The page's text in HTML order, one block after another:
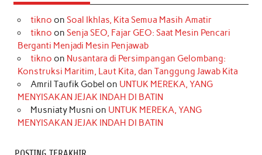
e
b
o
k
t
a
r
a
m
T
o
k
t
e
r
e
s
t
k
e
d
I
n
t
t
r
T
u
e
tikno on Soal Ikhlas, Kita Semua Masih Amatir
tikno on Senja SEO, Fajar GEO: Saat Mesin Pencari
Berganti Menjadi Mesin Penjawab
tikno on Nusantara di Persimpangan Gelombang:
Konstruksi Maritim, Laut Kita, dan Tanggung Jawab Kita
Amril Taufik Gobel on UNTUK MEREKA, YANG
MENYISAKAN JEJAK INDAH DI BATIN
Musniaty Musni on UNTUK MEREKA, YANG
MENYISAKAN JEJAK INDAH DI BATIN